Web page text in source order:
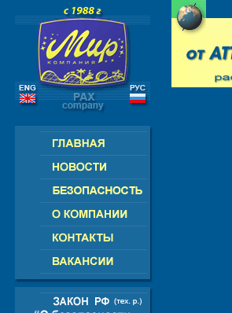
СНГ - ЕВРОПА - АМЕРИКА -